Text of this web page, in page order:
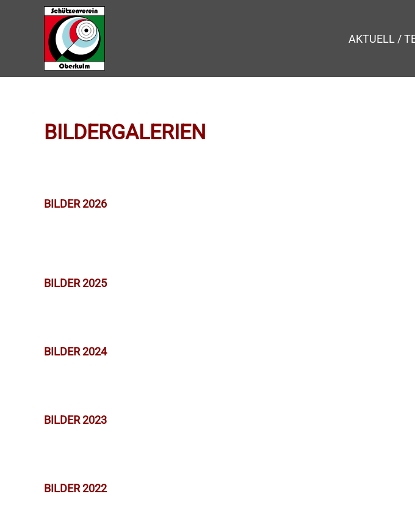
Zum Hauptinhalt springen AKTUELL /
BILDERGALERIEN
BILDER 2026
BILDER 2025
BILDER 2024
BILDER 2023
BILDER 2022